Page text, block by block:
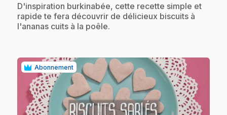
.D'inspiration burkinabée, cette recette simple et
rapide te fera découvrir de délicieux biscuits à
l'ananas cuits à la poêle.
Abonnement